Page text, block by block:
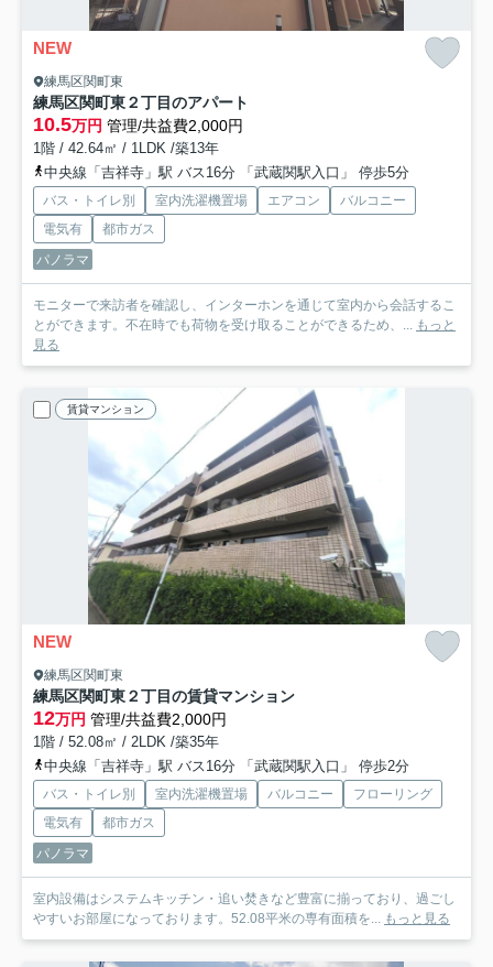
NEW
練馬区関町東
練馬区関町東２丁目のアパート
10.5万円 管理/共益費2,000円
1階 / 42.64㎡ / 1LDK /築13年
中央線「吉祥寺」駅 バス16分 「武蔵関駅入口」 停歩5分
バス・トイレ別 室内洗濯機置場 エアコン
バルコニー
電気有
都市ガス
パノラマ
モニターで来訪者を確認し、インターホンを通じて室内から会話するこ
とができます。不在時でも荷物を受け取ることができるため、...
もっと
見る
賃貸マンション
NEW
練馬区関町東
練馬区関町東２丁目の賃貸マンション
12万円 管理/共益費2,000円
1階 / 52.08㎡ / 2LDK /築35年
中央線「吉祥寺」駅 バス16分 「武蔵関駅入口」 停歩2分
バス・トイレ別 室内洗濯機置場 バルコニー
フローリング
電気有
都市ガス
パノラマ
室内設備はシステムキッチン・追い焚きなど豊富に揃っており、過ごし
やすいお部屋になっております。52.08平米の専有面積を...
もっと見る